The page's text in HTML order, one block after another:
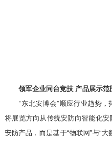
领军企业同台竞技 产品展示范
“东北安博会”顺应行业趋势，
将展览方向从传统安防向智能化
安防产品，而是基于“物联网”与“